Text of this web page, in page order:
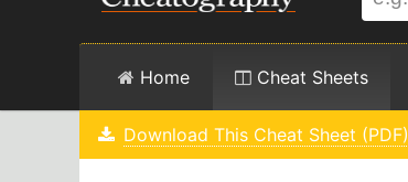
Home Cheat Sheets
Download This Cheat Sheet (PDF)